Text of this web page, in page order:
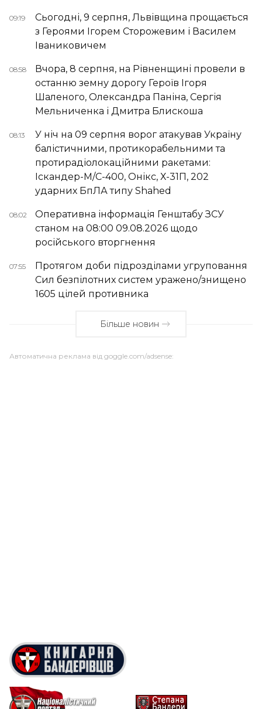
09:19
Сьогодні, 9 серпня, Львівщина прощається
з Героями Ігорем Сторожевим і Василем
Іваниковичем
08:58
Вчора, 8 серпня, на Рівненщині провели в
останню земну дорогу Героїв Ігоря
Шаленого, Олександра Паніна, Сергія
Мельниченка і Дмитра Блискоша
08:13
У ніч на 09 серпня ворог атакував Україну
балістичними, протикорабельними та
протирадіолокаційними ракетами:
Іскандер-М/С-400, Онікс, Х-31П, 202
ударних БпЛА типу Shahed
08:02
Оперативна інформація Генштабу ЗСУ
станом на 08:00 09.08.2026 щодо
російського вторгнення
07:55
Протягом доби підрозділами угруповання
Сил безпілотних систем уражено/знищено
1605 цілей противника
Більше новин
Автоматична реклама від goggle.com/adsense: